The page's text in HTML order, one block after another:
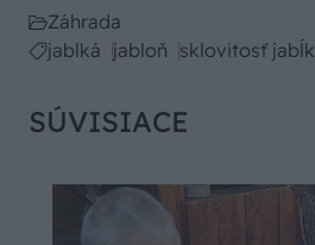
Záhrada
jablká jabloň sklovitosť jabĺk
SÚVISIACE